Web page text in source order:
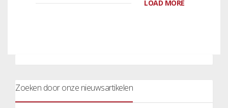
LOAD MORE
Zoeken door onze nieuwsartikelen